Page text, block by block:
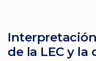
de la LEC y la